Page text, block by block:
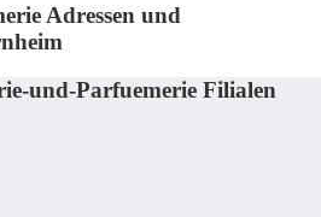
Adressen und
und-Parfuemerie Filialen